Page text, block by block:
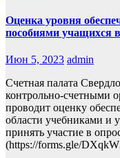
Оценка уровня
пособиями учащихся
Июн 5, 2023 admin
Счетная палата
контрольно-счетными
проводит оценку
области учебниками и
принять участие в
(https://forms.gle/